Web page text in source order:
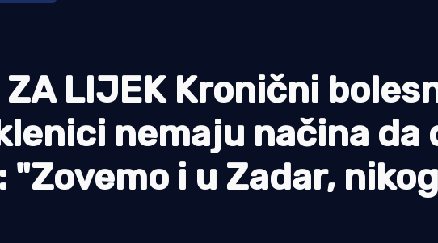
ZA LIJEK Kronični
nemaju načina da
i u Zadar,